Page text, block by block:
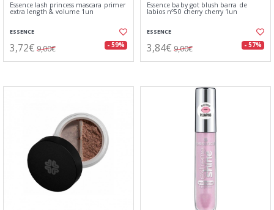
Essence lash princess mascara primer
extra length & volume 1un
ESSENCE
3,72€ 9,00€ - 59%
Essence baby got blush barra de
labios nº50 cherry cherry 1un
ESSENCE
3,84€ 9,00€ - 57%